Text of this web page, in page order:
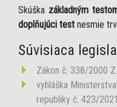
Skúška základným
doplňujúci test nesmie
Súvisiaca
Zákon č. 338/2000
vyhláška
republiky č. 423/